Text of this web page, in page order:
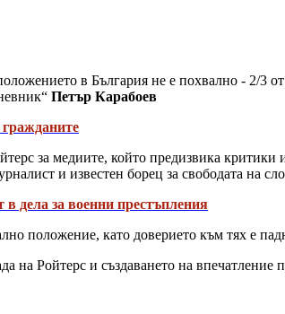
в България не е похвално - 2/3
Петър Карабоев
за медиите, който предизвика критики
и известен борец за свободата на
дела за военни престъпления
положение, като доверието към тях е
на Ройтерс и създаването на впечатление